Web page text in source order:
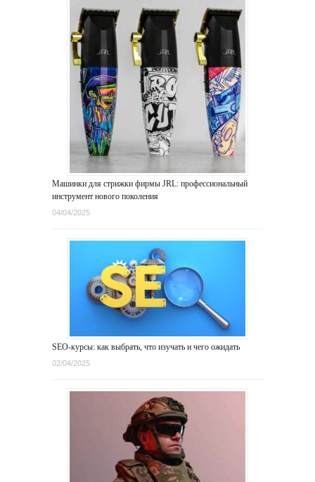
Машинки для стрижки фирмы JRL: профессиональный
инструмент нового поколения
04/04/2025
SEO-курсы: как выбрать, что изучать и чего ожидать
02/04/2025